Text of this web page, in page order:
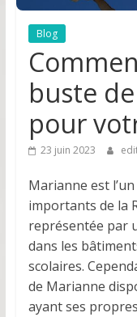
Blog
buste
pour
23 juin 2023
Marianne est
importants de la
représentée par
dans les
scolaires.
de Marianne
ayant ses